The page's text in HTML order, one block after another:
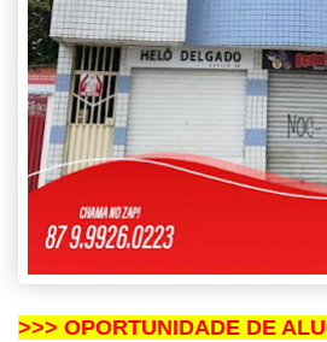
>>> OPORTUNIDADE DE